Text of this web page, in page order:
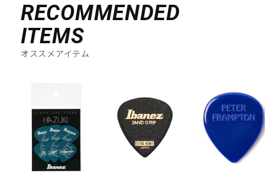
RECOMMENDED
ITEMS
オススメアイテム